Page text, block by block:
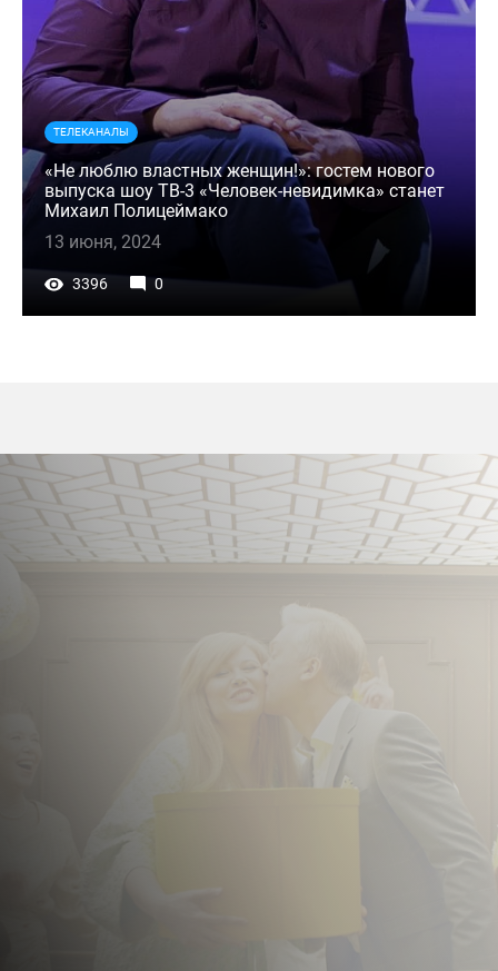
ТЕЛЕКАНАЛЫ
«Не люблю властных женщин!»: гостем нового
выпуска шоу ТВ-3 «Человек-невидимка» станет
Михаил Полицеймако
13 июня, 2024
3396 0